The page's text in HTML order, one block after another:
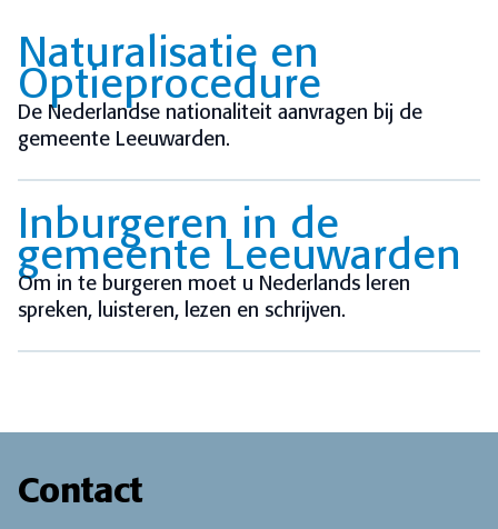
Naturalisatie en
Optieprocedure
De Nederlandse nationaliteit aanvragen bij de
gemeente Leeuwarden.
Inburgeren in de
gemeente Leeuwarden
Om in te burgeren moet u Nederlands leren
spreken, luisteren, lezen en schrijven.
Contact